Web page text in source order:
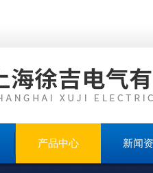
产品中心 新闻